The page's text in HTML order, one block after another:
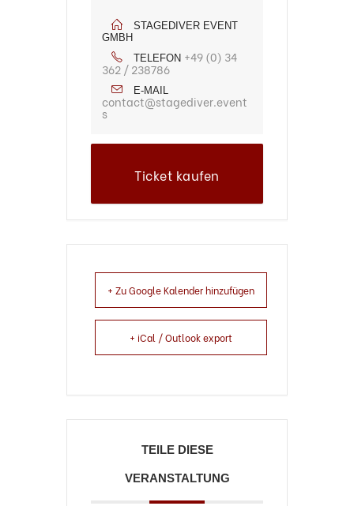
STAGEDIVER EVENT
GMBH
TELEFON +49 (0) 34
362 / 238786
E-MAIL
contact@stagediver.event
s
Ticket kaufen
+ Zu Google Kalender hinzufügen
+ iCal / Outlook export
TEILE DIESE
VERANSTALTUNG